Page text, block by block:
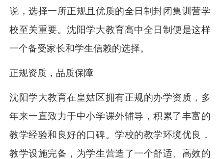
说，选择一所正规且优质的全日制封闭集训营学
校至关重要。沈阳学大教育高中全日制便是这样
一个备受家长和学生信赖的选择。
正规资质，品质保障
沈阳学大教育在皇姑区拥有正规的办学资质，多
年来一直致力于中小学课外辅导，积累了丰富的
教学经验和良好的口碑。学校的教学环境优良，
教学设施完备，为学生营造了一个舒适、高效的